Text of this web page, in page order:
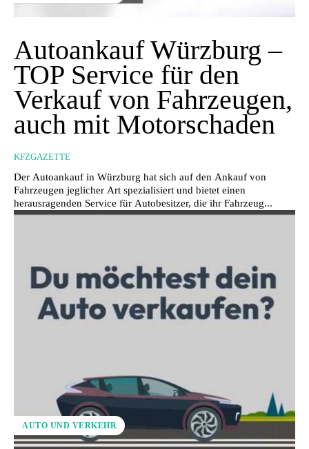
Autoankauf Würzburg –
TOP Service für den
Verkauf von Fahrzeugen,
auch mit Motorschaden
KFZGAZETTE
Der Autoankauf in Würzburg hat sich auf den Ankauf von
Fahrzeugen jeglicher Art spezialisiert und bietet einen
herausragenden Service für Autobesitzer, die ihr Fahrzeug...
AUTO UND VERKEHR